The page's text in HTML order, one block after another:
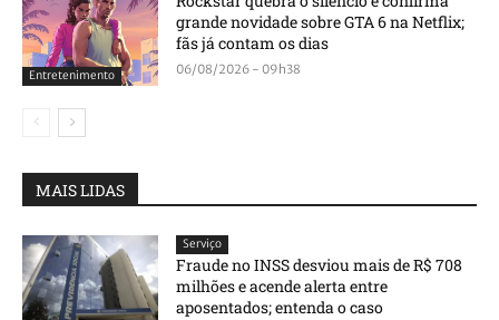
Entretenimento
grande novidade sobre GTA 6 na Netflix;
fãs já contam os dias
06/08/2026 - 09h38
MAIS LIDAS
Serviço
Fraude no INSS desviou mais de R$ 708
milhões e acende alerta entre
aposentados; entenda o caso